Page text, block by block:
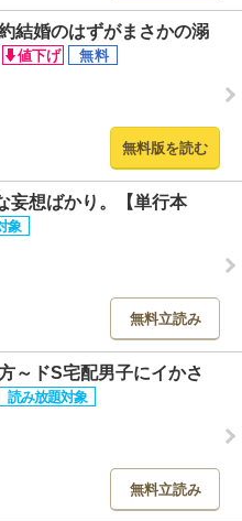
結婚のはずがまさかの溺
無料版を読む
妄想ばかり。【単行本
無料立読み
～ドS宅配男子にイかさ
無料立読み